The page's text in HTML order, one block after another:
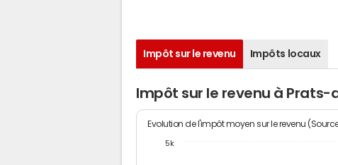
Impôt sur le revenu Impôts locaux
Impôt sur le revenu à Prats-
Evolution de l'impôt moyen sur le revenu
5k